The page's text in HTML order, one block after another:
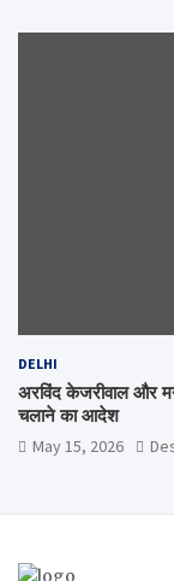
DELHI
अरविंद केजरीवाल और
चलाने का आदेश
May 15, 2026